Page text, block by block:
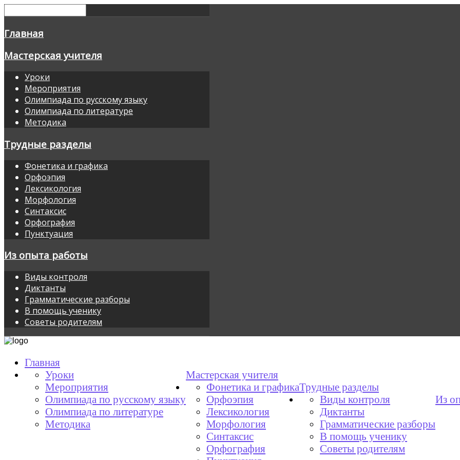
Главная
Мастерская учителя
Уроки
Мероприятия
Олимпиада по русскому языку
Олимпиада по литературе
Методика
Трудные разделы
Фонетика и графика
Орфоэпия
Лексикология
Морфология
Синтаксис
Орфография
Пунктуация
Из опыта работы
Виды контроля
Диктанты
Грамматические разборы
В помощь ученику
Советы родителям
Главная
Мастерская учителя
Уроки
Мероприятия
Олимпиада по русскому языку
Олимпиада по литературе
Методика
Трудные разделы
Фонетика и графика
Орфоэпия
Лексикология
Морфология
Синтаксис
Орфография
Из
Виды контроля
Диктанты
Грамматические разборы
В помощь ученику
Советы родителям